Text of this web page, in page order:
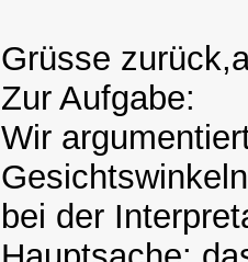
Grüsse
Zur Aufgabe:
Wir
Gesichtswinkeln
bei der